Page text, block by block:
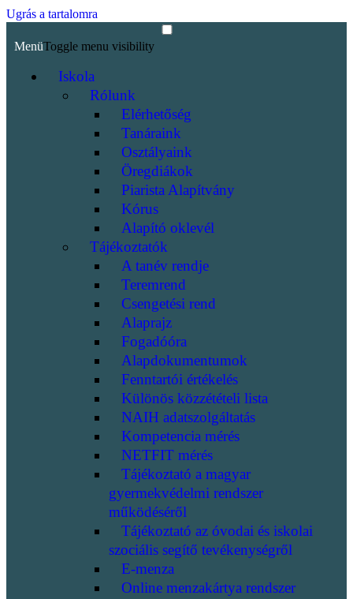
Ugrás a tartalomra
MenüToggle menu visibility
Iskola
Rólunk
Elérhetőség
Tanáraink
Osztályaink
Öregdiákok
Piarista Alapítvány
Kórus
Alapító oklevél
Tájékoztatók
A tanév rendje
Teremrend
Csengetési rend
Alaprajz
Fogadóóra
Alapdokumentumok
Fenntartói értékelés
Különös közzétételi lista
NAIH adatszolgáltatás
Kompetencia mérés
NETFIT mérés
Tájékoztató a magyar
gyermekvédelmi rendszer
működéséről
Tájékoztató az óvodai és iskolai
szociális segítő tevékenységről
E-menza
Online menzakártya rendszer